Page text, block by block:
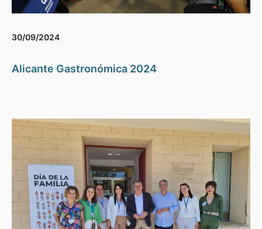
30/09/2024
Alicante Gastronómica 2024